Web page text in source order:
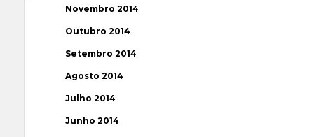
Novembro 2014
Outubro 2014
Setembro 2014
Agosto 2014
Julho 2014
Junho 2014